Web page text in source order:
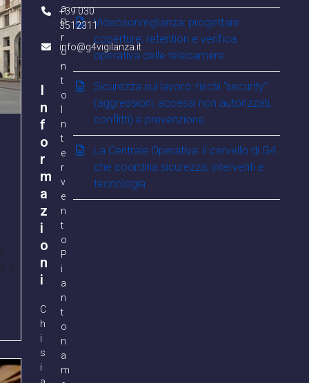
e
Videosorveglianza: progettare
coperture, retention e verifica
operativa delle telecamere
Sicurezza sul lavoro: rischi “security”
(aggressioni, accessi non autorizzati,
conflitti) e prevenzione
La Centrale Operativa: il cervello di G4
che coordina sicurezza, interventi e
tecnologia
+39 030
3512311
info@g4vigilanza.it
I
n
f
o
r
m
a
z
i
o
n
i
C
h
i
s
i
a
P
r
o
n
t
o
n
t
e
r
v
e
n
t
o
P
i
a
n
t
o
n
a
m